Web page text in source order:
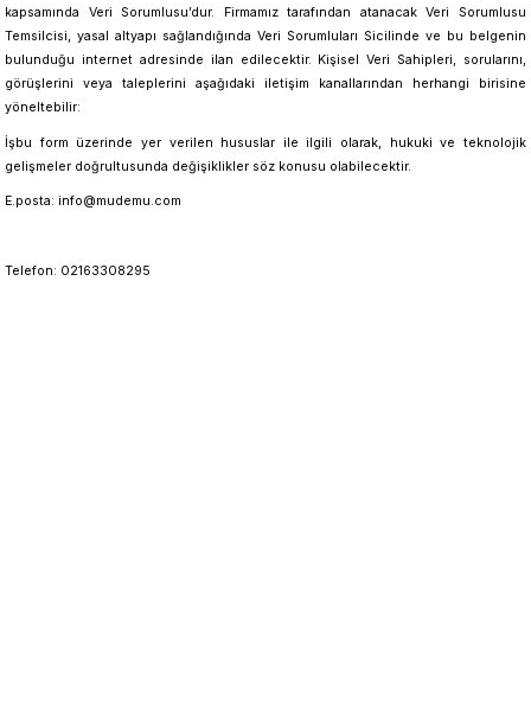
kapsamında Veri Sorumlusu’dur. Firmamız tarafından atanacak Veri Sorumlusu
Temsilcisi, yasal altyapı sağlandığında Veri Sorumluları Sicilinde ve bu belgenin
bulunduğu internet adresinde ilan edilecektir. Kişisel Veri Sahipleri, sorularını,
görüşlerini veya taleplerini aşağıdaki iletişim kanallarından herhangi birisine
yöneltebilir:
İşbu form üzerinde yer verilen hususlar ile ilgili olarak, hukuki ve teknolojik
gelişmeler doğrultusunda değişiklikler söz konusu olabilecektir.
E.posta: info@mudemu.com
Telefon: 02163308295